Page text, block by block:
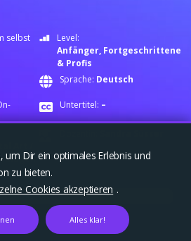
selbst
Level:
Anfänger, Fortgeschrittene
& Profis
Sprache: Deutsch
Untertitel: –
ÜBERBLICK
um Dir ein optimales Erlebnis und
zu bieten.
Cookies akzeptieren .
Alles klar!